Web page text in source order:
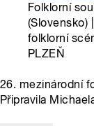
Folklorní
(Slovensko)
folklorní
PLZEŇ
26. mezinárodní
Připravila